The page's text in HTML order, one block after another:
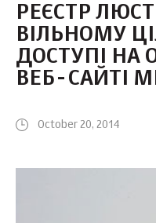
РЕЄСТР
ВІЛЬНОМУ
ДОСТУПІ НА
ВЕБ-САЙТІ
October 20, 2014